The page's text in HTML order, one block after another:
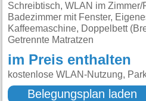
Schreibtisch, WLAN im Zimmer/
Badezimmer mit Fenster,
Kaffeemaschine, Doppelbett
Getrennte Matratzen
im Preis enthalten
kostenlose WLAN-Nutzung,
Belegungsplan laden